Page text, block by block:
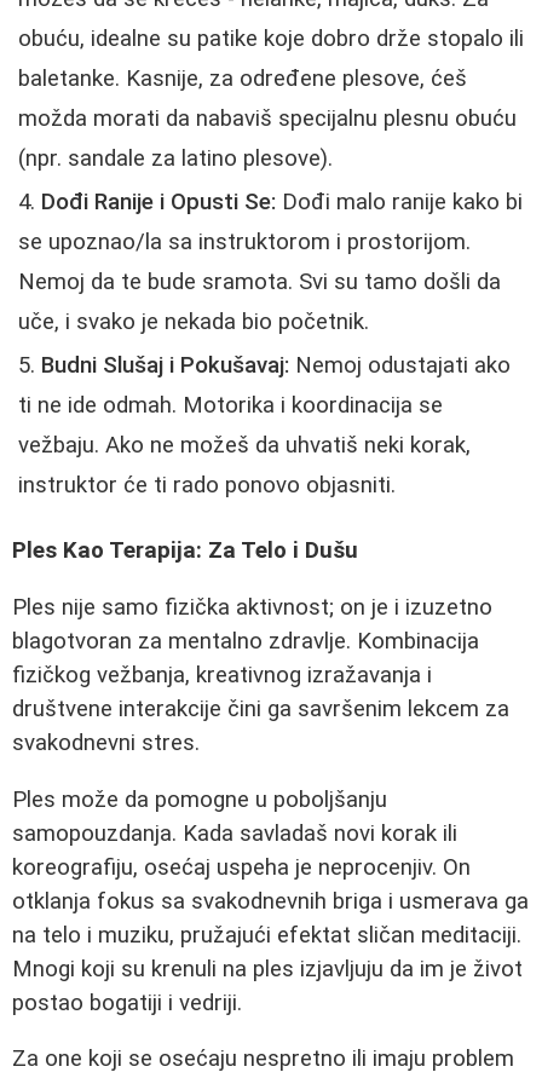
obuću, idealne su patike koje dobro drže stopalo ili
baletanke. Kasnije, za određene plesove, ćeš
možda morati da nabaviš specijalnu plesnu obuću
(npr. sandale za latino plesove).
Dođi Ranije i Opusti Se: Dođi malo ranije kako bi
se upoznao/la sa instruktorom i prostorijom.
Nemoj da te bude sramota. Svi su tamo došli da
uče, i svako je nekada bio početnik.
Budni Slušaj i Pokušavaj: Nemoj odustajati ako
ti ne ide odmah. Motorika i koordinacija se
vežbaju. Ako ne možeš da uhvatiš neki korak,
instruktor će ti rado ponovo objasniti.
Ples Kao Terapija: Za Telo i Dušu
Ples nije samo fizička aktivnost; on je i izuzetno
blagotvoran za mentalno zdravlje. Kombinacija
fizičkog vežbanja, kreativnog izražavanja i
društvene interakcije čini ga savršenim lekcem za
svakodnevni stres.
Ples može da pomogne u poboljšanju
samopouzdanja. Kada savladaš novi korak ili
koreografiju, osećaj uspeha je neprocenjiv. On
otklanja fokus sa svakodnevnih briga i usmerava ga
na telo i muziku, pružajući efektat sličan meditaciji.
Mnogi koji su krenuli na ples izjavljuju da im je život
postao bogatiji i vedriji.
Za one koji se osećaju nespretno ili imaju problem